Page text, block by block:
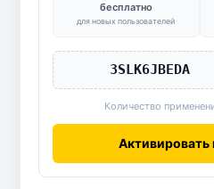
бесплатно
для новых пользователей
3SLK6JBEDA
Количество
Активировать